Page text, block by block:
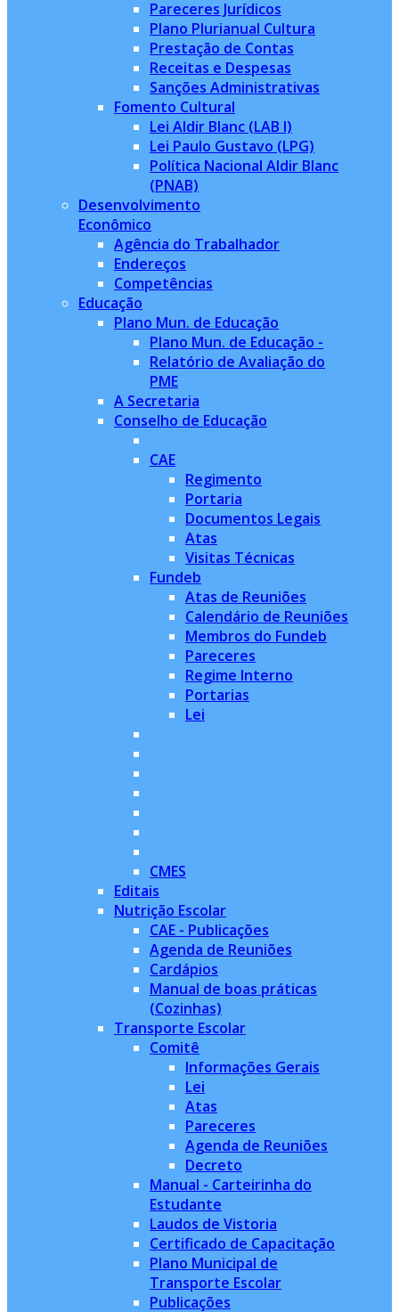
Pareceres Jurídicos
Plano Plurianual Cultura
Prestação de Contas
Receitas e Despesas
Sanções Administrativas
Fomento Cultural
Lei Aldir Blanc (LAB I)
Lei Paulo Gustavo (LPG)
Política Nacional Aldir Blanc
(PNAB)
Desenvolvimento
Econômico
Agência do Trabalhador
Endereços
Competências
Educação
Plano Mun. de Educação
Plano Mun. de Educação -
Relatório de Avaliação do
PME
A Secretaria
Conselho de Educação
CAE
Regimento
Portaria
Documentos Legais
Atas
Visitas Técnicas
Fundeb
Atas de Reuniões
Calendário de Reuniões
Membros do Fundeb
Pareceres
Regime Interno
Portarias
Lei
CMES
Editais
Nutrição Escolar
CAE - Publicações
Agenda de Reuniões
Cardápios
Manual de boas práticas
(Cozinhas)
Transporte Escolar
Comitê
Informações Gerais
Lei
Atas
Pareceres
Agenda de Reuniões
Decreto
Manual - Carteirinha do
Estudante
Laudos de Vistoria
Certificado de Capacitação
Plano Municipal de
Transporte Escolar
Publicações